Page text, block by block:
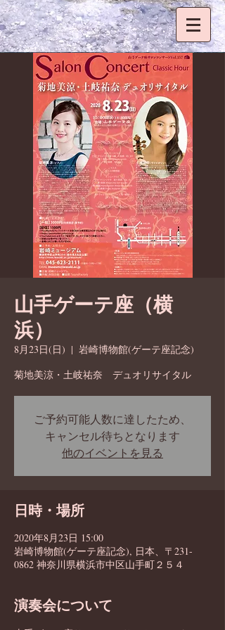
山手ゲーテ座（横
浜）
8月23日(日)
  |
岩崎博物館(ゲーテ座記念)
菊地美涼・土岐祐奈 デュオリサイタル
ご予約可能人数に達したため、
キャンセル待ちとなります
他のイベントを見る
日時・場所
2020年8月23日 15:00
岩崎博物館(ゲーテ座記念), 日本、〒231-
0862 神奈川県横浜市中区山手町２５４
演奏会について